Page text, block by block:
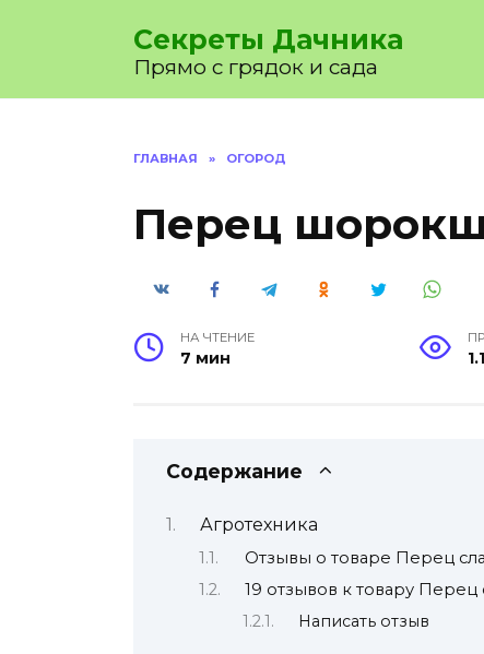
Секреты Дачника
Прямо с грядок и сада
ГЛАВНАЯ » ОГОРОД
Перец
НА ЧТЕНИЕ
7 мин
Содержание
Агротехника
Отзывы о товаре Перец
19 отзывов к товару
Написать отзыв